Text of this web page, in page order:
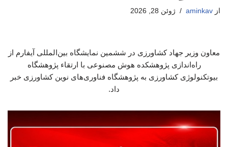
از aminkav ژوئن 28, 2026
معاون وزیر جهاد کشاورزی در ششمین نمایشگاه بین‌المللی آیفارم از
راه‌اندازی پژوهشکده هوش مصنوعی با ارتقاء پژوهشگاه
بیوتکنولوژی کشاورزی به پژوهشگاه فناوری‌های نوین کشاورزی خبر
داد.